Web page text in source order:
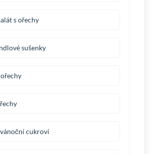
s ořechy
sušenky
cukroví